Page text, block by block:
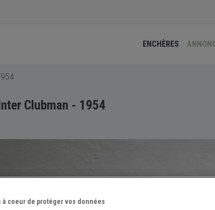
ENCHÈRES
Clubman - 1954
à coeur de protéger vos données